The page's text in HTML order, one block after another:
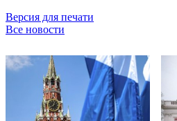
Версия для печати
Все новости